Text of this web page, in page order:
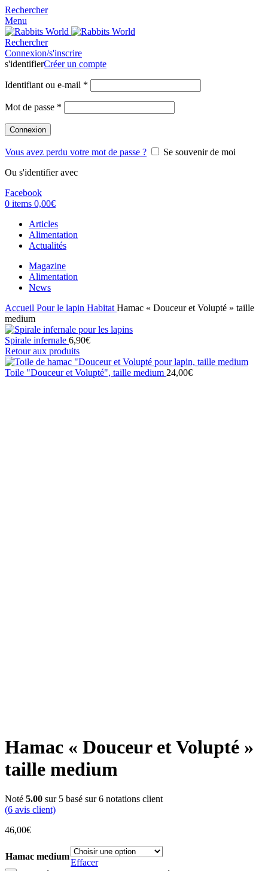
Rechercher
Menu
Rechercher
Connexion/s'inscrire
s'identifierCréer un compte
Identifiant ou e-mail *
Mot de passe *
Connexion
Vous avez perdu votre mot de passe ?
Se souvenir de moi
Ou s'identifier avec
Facebook
0 items 0,00€
Articles
Alimentation
Actualités
Magazine
Alimentation
News
Accueil Pour le lapin Habitat Hamac « Douceur et Volupté » taille
medium
Spirale infernale 6,90€
Retour aux produits
Toile "Douceur et Volupté", taille medium 24,00€
Hamac « Douceur et Volupté »
taille medium
Noté 5.00 sur 5 basé sur6 notations client
(6 avis client)
46,00€
Hamac medium
Effacer